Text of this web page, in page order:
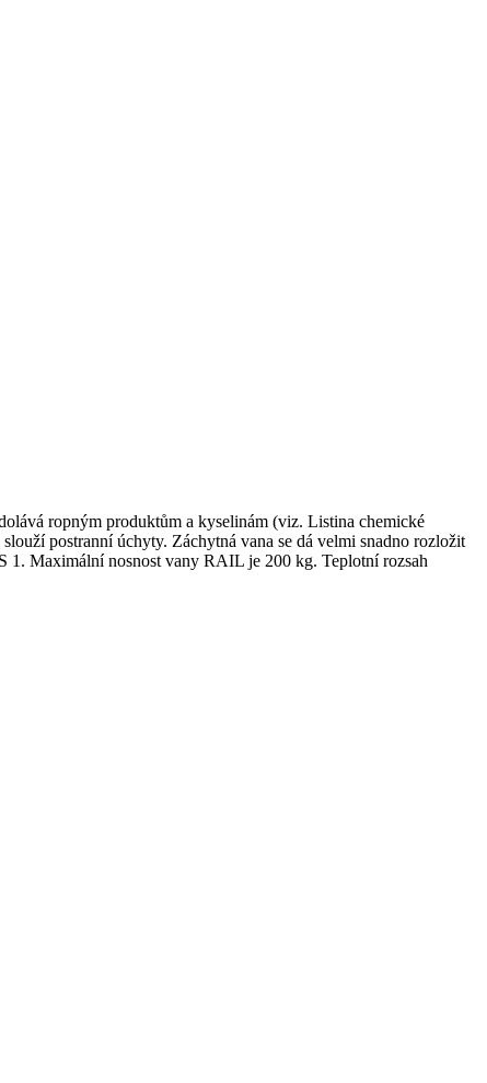
ropným produktům a kyselinám (viz. Listina chemické
postranní úchyty. Záchytná vana se dá velmi snadno rozložit
Maximální nosnost vany RAIL je 200 kg. Teplotní rozsah